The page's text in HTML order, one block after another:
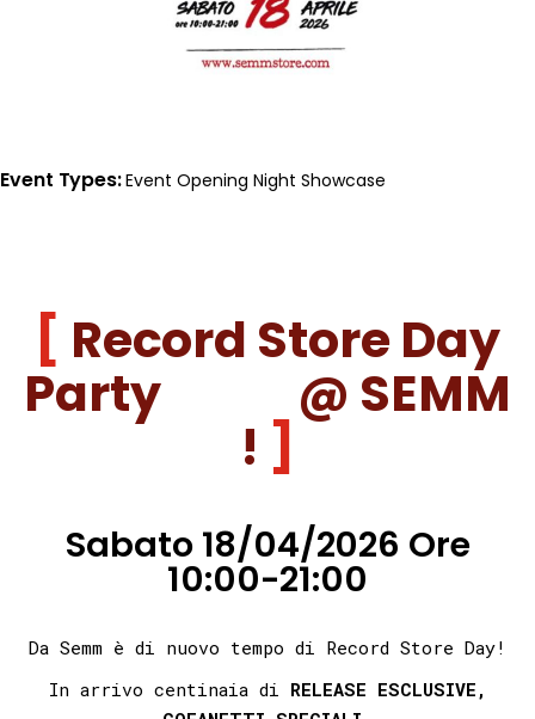
Event Types Event Opening Night Showcase
Record Store Day
Party @ SEMM
!
Sabato 18/04/2026 Ore
10:00-21:00
Da Semm è di nuovo tempo di Record Store Day!
In arrivo centinaia di RELEASE ESCLUSIVE,